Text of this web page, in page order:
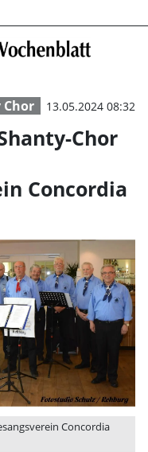
Chor 13.05.2024 08:32
Chor
Concordia
Concordia